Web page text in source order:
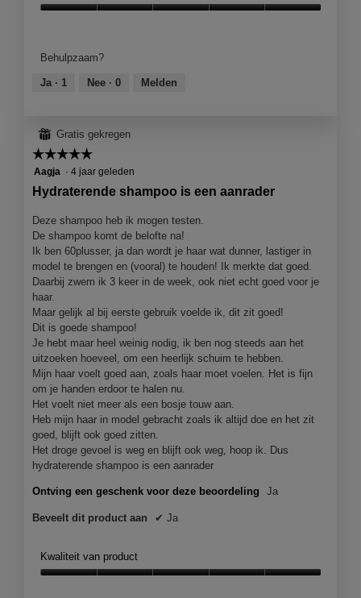
5
van
Behulpzaam?
Ja · 1 Nee · 0 Melden
⊞ Gratis gekregen
☆☆☆☆☆
☆☆☆☆☆
5
van
sterren.
Aagja · 4 jaar geleden
Hydraterende shampoo is een aanrader
Deze shampoo heb ik mogen testen.
De shampoo komt de belofte na!
Ik ben 60plusser, ja dan wordt je haar wat dunner, lastiger in
model te brengen en (vooral) te houden! Ik merkte dat goed.
Daarbij zwem ik 3 keer in de week, ook niet echt goed voor je
haar.
Maar gelijk al bij eerste gebruik voelde ik, dit zit goed!
Dit is goede shampoo!
Je hebt maar heel weinig nodig, ik ben nog steeds aan het
uitzoeken hoeveel, om een heerlijk schuim te hebben.
Mijn haar voelt goed aan, zoals haar moet voelen. Het is fijn
om je handen erdoor te halen nu.
Het voelt niet meer als een bosje touw aan.
Heb mijn haar in model gebracht zoals ik altijd doe en het zit
goed, blijft ook goed zitten.
Het droge gevoel is weg en blijft ook weg, hoop ik. Dus
hydraterende shampoo is een aanrader
Ontving een geschenk voor deze beoordeling Ja
Beveelt dit product aan ✔ Ja
Kwaliteit van product